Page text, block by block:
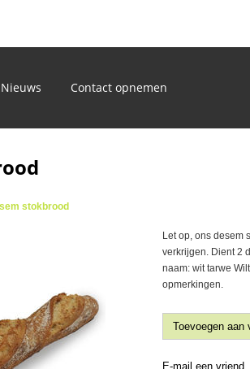
Nieuws Contact opnemen
stokbrood
Let op, ons desem
verkrijgen. Dient 2
naam: wit tarwe
opmerkingen.